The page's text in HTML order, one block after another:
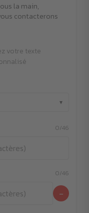
la main,
contacterons
votre texte
▾
0/46
0/46
−